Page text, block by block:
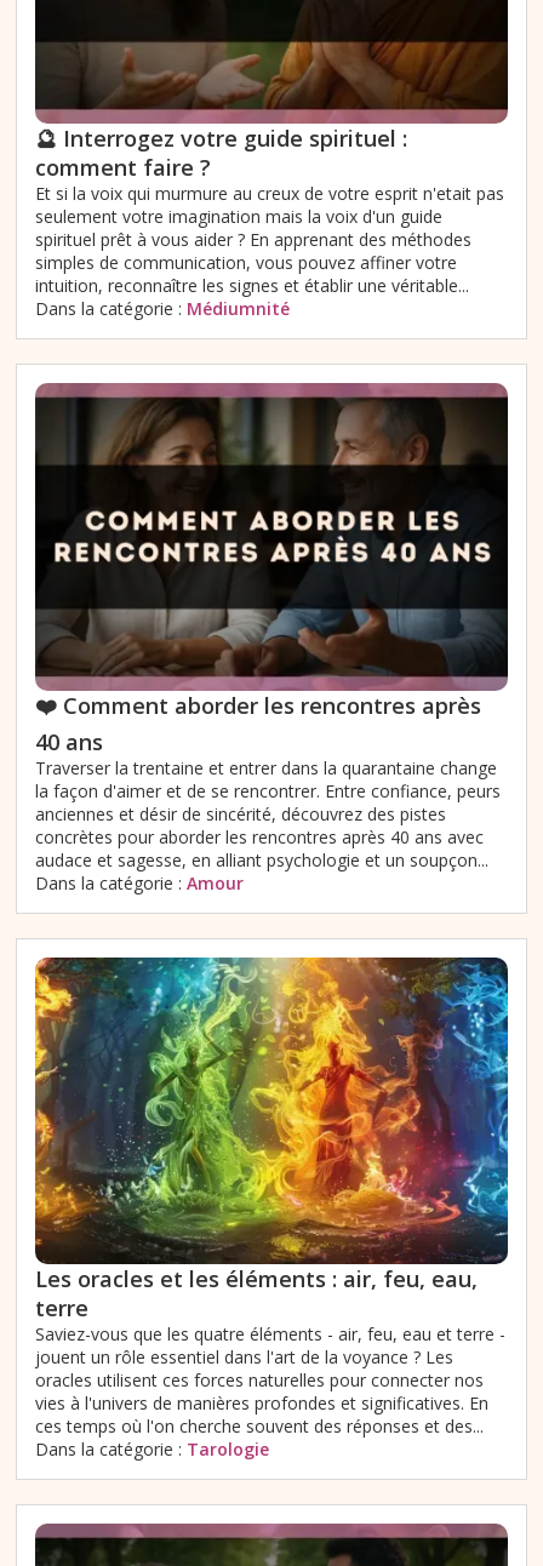
🔮 Interrogez votre guide spirituel :
comment faire ?
Et si la voix qui murmure au creux de votre esprit n'etait pas
seulement votre imagination mais la voix d'un guide
spirituel prêt à vous aider ? En apprenant des méthodes
simples de communication, vous pouvez affiner votre
intuition, reconnaître les signes et établir une véritable...
Dans la catégorie : Médiumnité
❤️ Comment aborder les rencontres après
40 ans
Traverser la trentaine et entrer dans la quarantaine change
la façon d'aimer et de se rencontrer. Entre confiance, peurs
anciennes et désir de sincérité, découvrez des pistes
concrètes pour aborder les rencontres après 40 ans avec
audace et sagesse, en alliant psychologie et un soupçon...
Dans la catégorie : Amour
Les oracles et les éléments : air, feu, eau,
terre
Saviez-vous que les quatre éléments - air, feu, eau et terre -
jouent un rôle essentiel dans l'art de la voyance ? Les
oracles utilisent ces forces naturelles pour connecter nos
vies à l'univers de manières profondes et significatives. En
ces temps où l'on cherche souvent des réponses et des...
Dans la catégorie : Tarologie